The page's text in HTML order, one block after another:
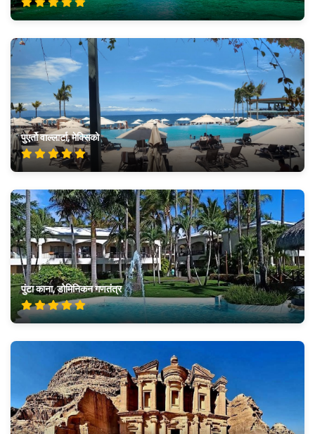
पुएर्तो वाल्लार्टा, मेक्सिको
पुंटा काना, डोमिनिकन गणतंत्र